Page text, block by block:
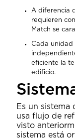
A diferencia
requieren
Match se
Cada unidad
eficiente la
edificio.
Es un
usa flujo de
visto
sistema está